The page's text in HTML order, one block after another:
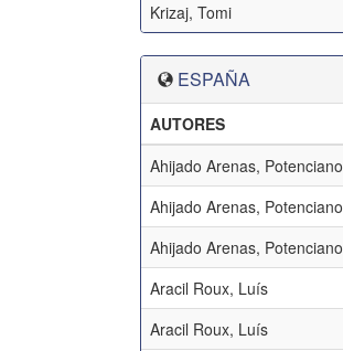
Krizaj, Tomi
ESPAÑA
AUTORES
Ahijado Arenas, Potenciano
Ahijado Arenas, Potenciano
Ahijado Arenas, Potenciano
Aracil Roux, Luís
Aracil Roux, Luís